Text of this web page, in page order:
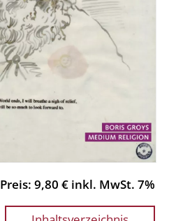
Preis: 9,80 € inkl. MwSt. 7%